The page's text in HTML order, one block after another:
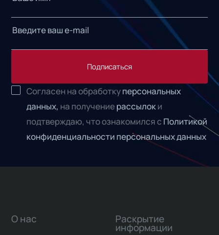
Подписаться
Согласен на обработкуперсональных
данных, на получениерассылок и
подтверждаю, что ознакомился с Политикой
конфиденциальности персональных данных
О нас Раскрытие
информации